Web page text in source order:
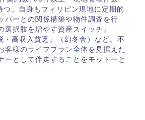
つ。自身もフィリピン現地に定期的
パーとの関係構築や物件調査を行
選択肢を増やす資産スイッチ』
・高収入貧乏』（幻冬舎）など。不
客様のライフプラン全体を見据えた
ーとして伴走することをモットーと